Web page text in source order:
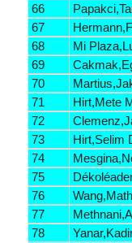
66
67
68
Mi
69
70
71
Hirt,Mete
72
73
Hirt,Selim
74
75
76
77
78